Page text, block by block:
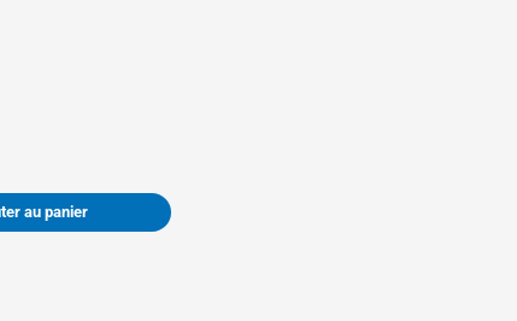
au panier